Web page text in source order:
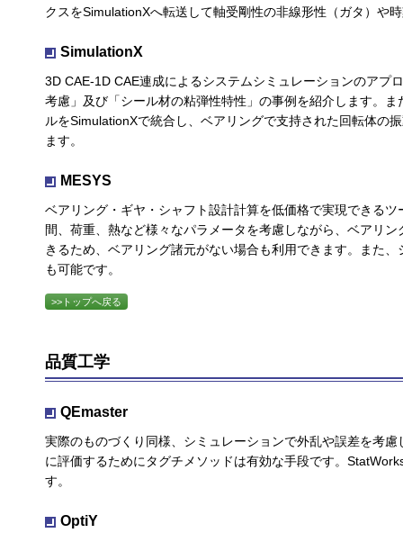
クスをSimulationXへ転送して軸受剛性の非線形性（ガタ）や
SimulationX
3D CAE‐1D CAE連成によるシステムシミュレーションのアプ
考慮」及び「シール材の粘弾性特性」の事例を紹介します。
ルをSimulationXで統合し、ベアリングで支持された回転体の
ます。
MESYS
ベアリング・ギヤ・シャフト設計計算を低価格で実現できる
間、荷重、熱など様々なパラメータを考慮しながら、ベアリ
きるため、ベアリング諸元がない場合も利用できます。また
も可能です。
>>トップへ戻る
品質工学
QEmaster
実際のものづくり同様、シミュレーションで外乱や誤差を考
に評価するためにタグチメソッドは有効な手段です。
す。
OptiY